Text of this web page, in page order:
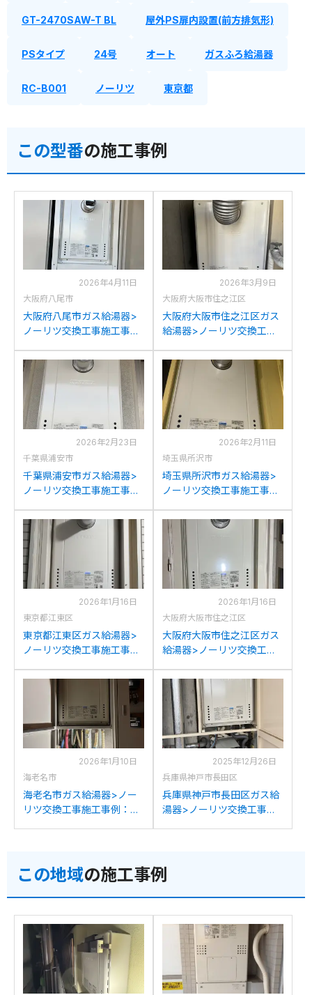
GT-2470SAW-T BL 屋外PS扉内設置(前方排気形)
PSタイプ 24号 オート ガスふろ給湯器
RC-B001 ノーリツ 東京都
この型番の施工事例
2026年4月11日
大阪府八尾市
大阪府八尾市ガス給湯器>
ノーリツ交換工事施工事
2434SAWX6H-Tからノー
リツGT-2470SAW-T BLへ
の交換
2026年3月9日
大阪府大阪市住之江区
大阪府大阪市住之江区ガス
給湯器>ノーリツ交換工事
2427SAWX-Cからノーリ
ツGT-2470SAW-T BLへの
交換
2026年2月23日
千葉県浦安市
千葉県浦安市ガス給湯器>
ノーリツ交換工事施工事
2422SAWX-Tからノーリツ
GT-2470SAW-T BLへの交
換
2026年2月11日
埼玉県所沢市
埼玉県所沢市ガス給湯器>
ノーリツ交換工事施工事
2434SAWX3H-Tからノー
リツGT-2470SAW-T BLへ
の交換
2026年1月16日
東京都江東区
東京都江東区ガス給湯器>
ノーリツ交換工事施工事
2428(S)AWX-Tからノーリ
ツGT-2470SAW-T BLへの
2026年1月16日
大阪府大阪市住之江区
大阪府大阪市住之江区ガス
給湯器>ノーリツ交換工事
N062からノーリツGT-
2470SAW-T BLへの交換
2026年1月10日
海老名市
海老名市ガス給湯器>ノー
リツ交換工事施工事例：ノ
2025年12月26日
兵庫県神戸市長田区
兵庫県神戸市長田区ガス給
湯器>ノーリツ交換工事施
交換
この地域の施工事例